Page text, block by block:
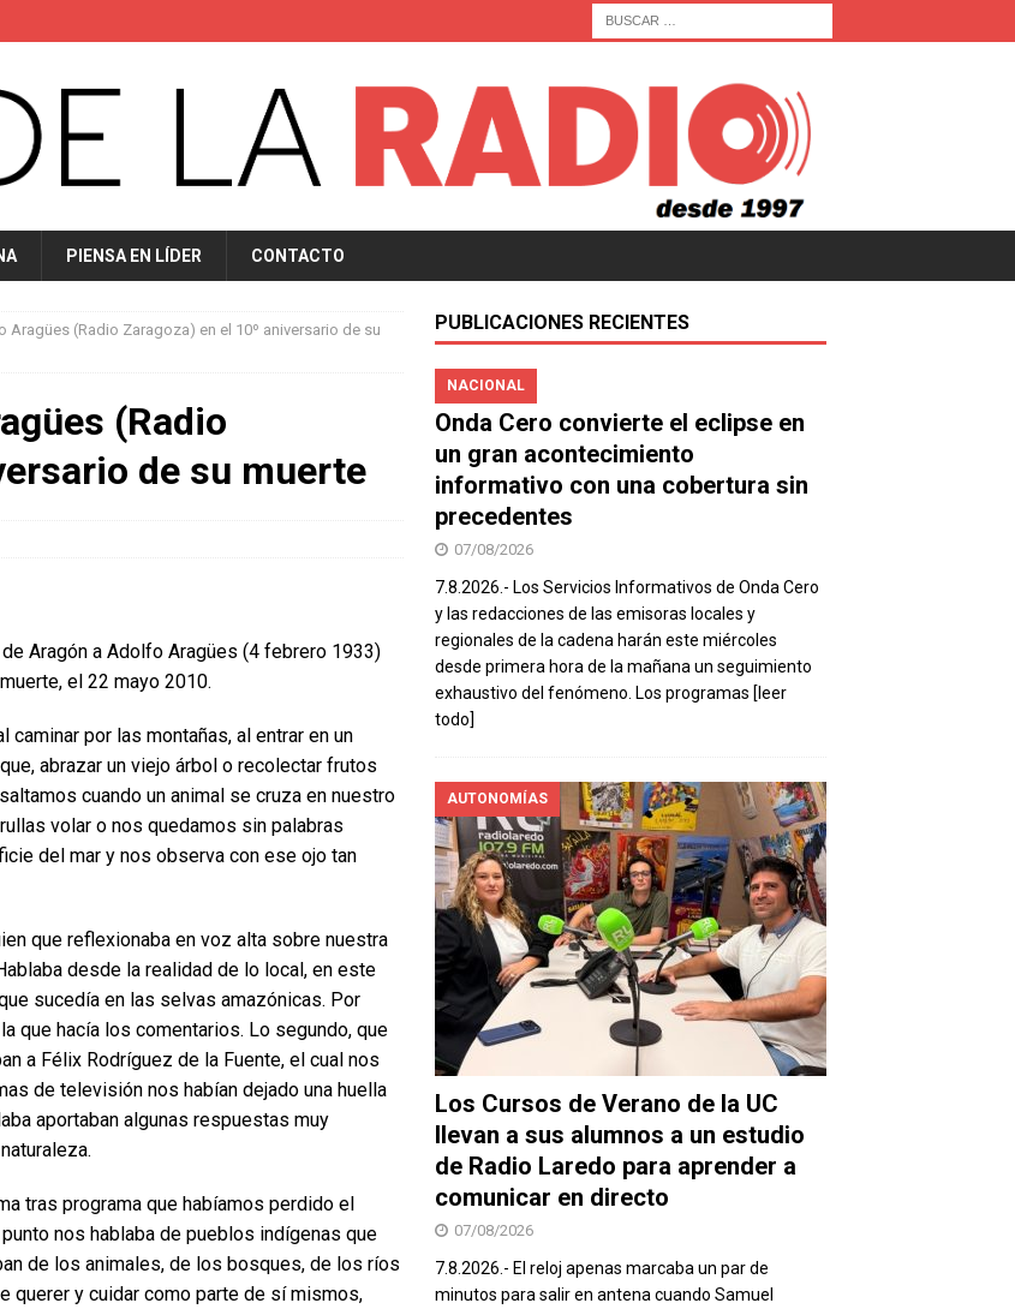
PIENSA EN LÍDER CONTACTO
Aragües (Radio Zaragoza) en el 10º aniversario de su
(Radio
de su muerte
Aragón a Adolfo Aragües (4 febrero 1933)
el 22 mayo 2010.
por las montañas, al entrar en un
abrazar un viejo árbol o recolectar frutos
cuando un animal se cruza en nuestro
volar o nos quedamos sin palabras
del mar y nos observa con ese ojo tan
que reflexionaba en voz alta sobre nuestra
desde la realidad de lo local, en este
sucedía en las selvas amazónicas. Por
que hacía los comentarios. Lo segundo, que
a Félix Rodríguez de la Fuente, el cual nos
de televisión nos habían dejado una huella
aportaban algunas respuestas muy
tras programa que habíamos perdido el
nos hablaba de pueblos indígenas que
de los animales, de los bosques, de los ríos
querer y cuidar como parte de sí mismos,
PUBLICACIONES RECIENTES
NACIONAL
Onda Cero convierte el eclipse en
un gran acontecimiento
informativo con una cobertura sin
precedentes
07/08/2026
7.8.2026.- Los Servicios Informativos de Onda Cero
y las redacciones de las emisoras locales y
regionales de la cadena harán este miércoles
desde primera hora de la mañana un seguimiento
exhaustivo del fenómeno. Los programas [leer
todo]
AUTONOMÍAS
Los Cursos de Verano de la UC
llevan a sus alumnos a un estudio
de Radio Laredo para aprender a
comunicar en directo
07/08/2026
7.8.2026.- El reloj apenas marcaba un par de
minutos para salir en antena cuando Samuel